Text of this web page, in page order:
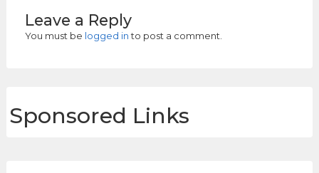
Leave a Reply
You must be logged into post a comment.
Sponsored Links